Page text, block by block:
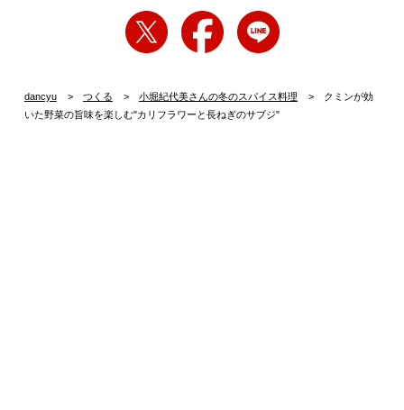
dancyu つくる 小堀紀代美さんの冬のスパイス料理
クミンが効
いた野菜の旨味を楽しむ"カリフラワーと長ねぎのサブジ"